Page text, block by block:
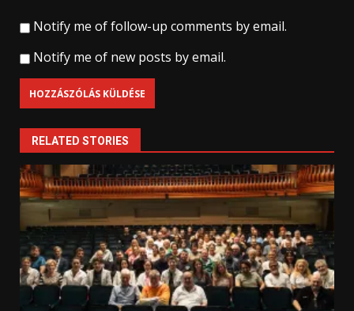
Notify me of follow-up comments by email.
Notify me of new posts by email.
RELATED STORIES